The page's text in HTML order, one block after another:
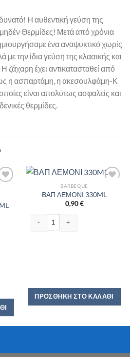
H αυθεντική γεύση της
Θερμίδες! Μετά από χρόνια
ένα αναψυκτικό χωρίς
με την ίδια γεύση της κλασικής και
έχει αντικατασταθεί από
η ασπαρτάμη, η ακεσουλφάμη-Κ
είναι απολύτως ασφαλείς και
θερμίδες.
BARBEQUE
ΒΑΠ ΛΕΜΟΝΙ 330ML
0,90€
ΠΡΟΣΘΉΚΗ ΣΤΟ ΚΑΛΆΘΙ